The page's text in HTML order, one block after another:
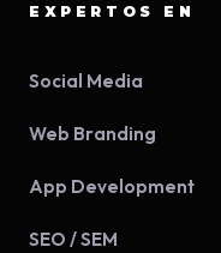
EXPERTOS EN
Social Media
Web Branding
App Development
SEO / SEM